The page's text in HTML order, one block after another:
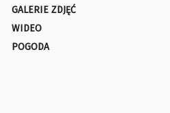
GALERIE ZDJĘĆ
WIDEO
POGODA